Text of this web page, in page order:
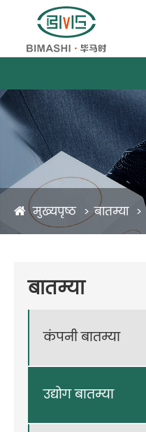
मुख्यपृष्ठ बातम्या
बातम्या
कंपनी बातम्या
उद्योग बातम्या